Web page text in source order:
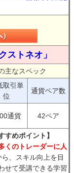
ストネオ」
主なスペック
取引単
位
通貨ペア数
通貨 42ペア
すめポイント】
くのトレーダーに人
、スキル向上を目
せて受講できる学習